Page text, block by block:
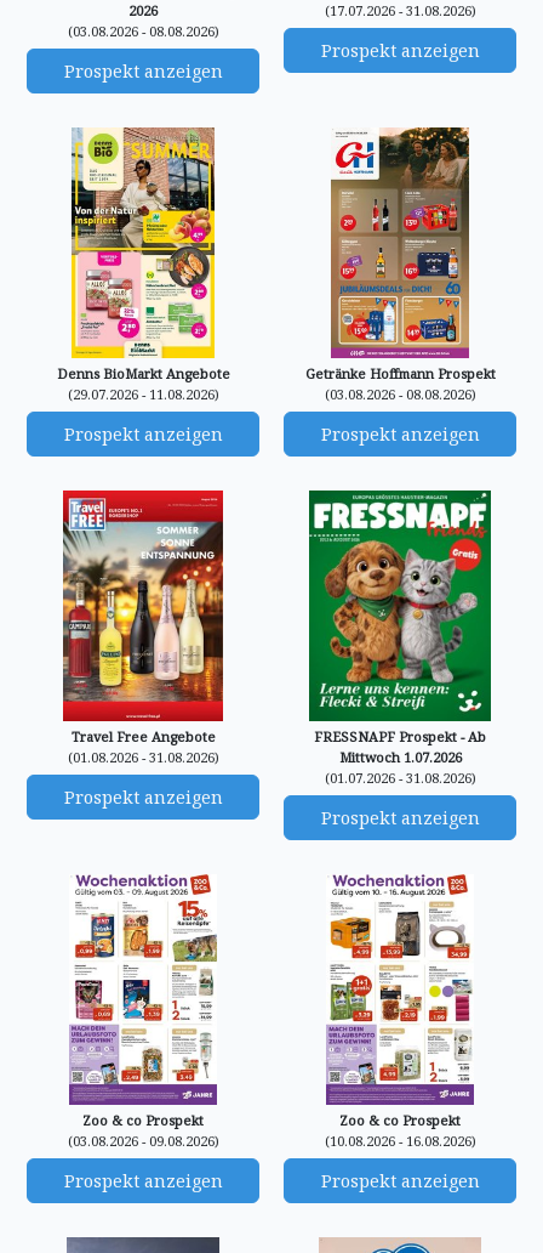
2026
(03.08.2026 - 08.08.2026)
Prospekt anzeigen
(17.07.2026 - 31.08.2026)
Prospekt anzeigen
Denns BioMarkt Angebote
(29.07.2026 - 11.08.2026)
Prospekt anzeigen
Getränke Hoffmann Prospekt
(03.08.2026 - 08.08.2026)
Prospekt anzeigen
Travel Free Angebote
(01.08.2026 - 31.08.2026)
Prospekt anzeigen
FRESSNAPF Prospekt - Ab
Mittwoch 1.07.2026
(01.07.2026 - 31.08.2026)
Prospekt anzeigen
Zoo & co Prospekt
(03.08.2026 - 09.08.2026)
Prospekt anzeigen
Zoo & co Prospekt
(10.08.2026 - 16.08.2026)
Prospekt anzeigen